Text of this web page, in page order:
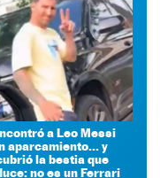
a Leo Messi
aparcamiento... y
la bestia que
no es un Ferrari